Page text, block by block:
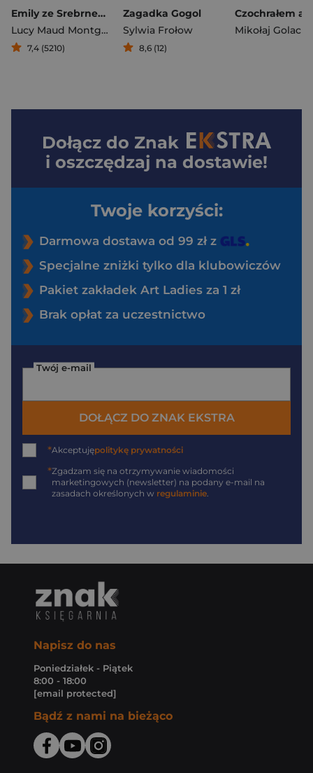
Emily ze Srebrnego Nowiu
Lucy Maud Montgomery
7,4 (5210)
Zagadka Gogol
Sylwia Frołow
8,6 (12)
Dołącz do Znak
i oszczędzaj na dostawie!
Twoje korzyści:
Darmowa dostawa od 99 zł z
Specjalne zniżki tylko dla klubowiczów
Pakiet zakładek Art Ladies za 1 zł
Brak opłat za uczestnictwo
Twój e-mail
DOŁĄCZ DO ZNAK EKSTRA
*Akceptujępolitykę prywatności
*Zgadzam się na otrzymywanie wiadomości
marketingowych (newsletter) na podany e-mail na
zasadach określonych w regulaminie
Napisz do nas
Poniedziałek - Piątek
8:00 - 18:00
[email protected]
Bądź z nami na bieżąco